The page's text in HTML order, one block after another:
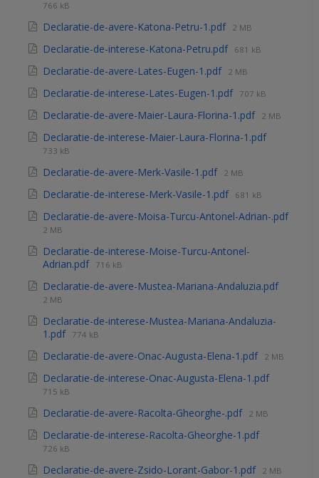
766 kB
Declaratie-de-avere-Katona-Petru-1.pdf 2 MB
Declaratie-de-interese-Katona-Petru.pdf 681 kB
Declaratie-de-avere-Lates-Eugen-1.pdf 2 MB
Declaratie-de-interese-Lates-Eugen-1.pdf 707 kB
Declaratie-de-avere-Maier-Laura-Florina-1.pdf 2 MB
Declaratie-de-interese-Maier-Laura-Florina-1.pdf
733 kB
Declaratie-de-avere-Merk-Vasile-1.pdf 2 MB
Declaratie-de-interese-Merk-Vasile-1.pdf 681 kB
Declaratie-de-avere-Moisa-Turcu-Antonel-Adrian-.pdf
2 MB
Declaratie-de-interese-Moise-Turcu-Antonel-
Adrian.pdf 716 kB
Declaratie-de-avere-Mustea-Mariana-Andaluzia.pdf
2 MB
Declaratie-de-interese-Mustea-Mariana-Andaluzia-
1.pdf 774 kB
Declaratie-de-avere-Onac-Augusta-Elena-1.pdf 2 MB
Declaratie-de-interese-Onac-Augusta-Elena-1.pdf
715 kB
Declaratie-de-avere-Racolta-Gheorghe-.pdf 2 MB
Declaratie-de-interese-Racolta-Gheorghe-1.pdf
726 kB
Declaratie-de-avere-Zsido-Lorant-Gabor-1.pdf 2 MB